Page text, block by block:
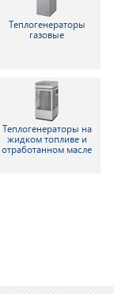
Теплогенераторы
газовые
Теплогенераторы на
жидком топливе и
отработанном масле